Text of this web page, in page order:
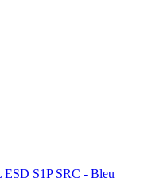
ESD S1P SRC - Bleu